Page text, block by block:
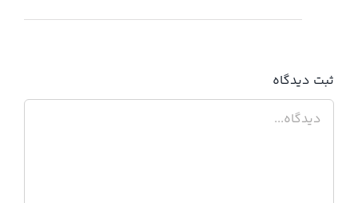
ثبت ديدگاه
دیدگاه